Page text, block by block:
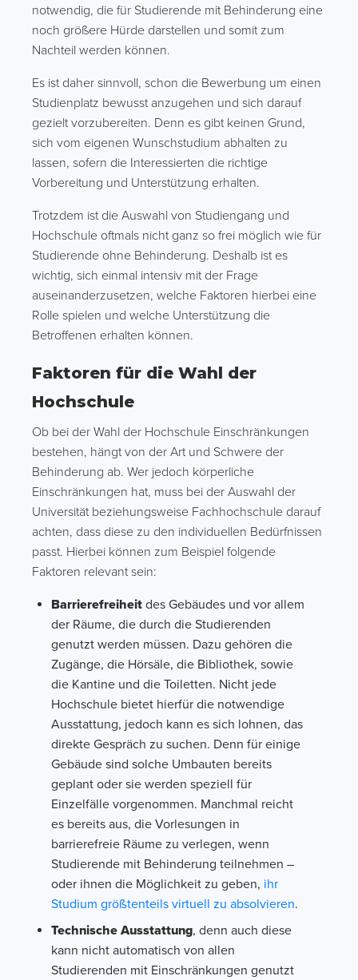
notwendig, die für Studierende mit Behinderung eine
noch größere Hürde darstellen und somit zum
Nachteil werden können.
Es ist daher sinnvoll, schon die Bewerbung um einen
Studienplatz bewusst anzugehen und sich darauf
gezielt vorzubereiten. Denn es gibt keinen Grund,
sich vom eigenen Wunschstudium abhalten zu
lassen, sofern die Interessierten die richtige
Vorbereitung und Unterstützung erhalten.
Trotzdem ist die Auswahl von Studiengang und
Hochschule oftmals nicht ganz so frei möglich wie für
Studierende ohne Behinderung. Deshalb ist es
wichtig, sich einmal intensiv mit der Frage
auseinanderzusetzen, welche Faktoren hierbei eine
Rolle spielen und welche Unterstützung die
Betroffenen erhalten können.
Faktoren für die Wahl der
Hochschule
Ob bei der Wahl der Hochschule Einschränkungen
bestehen, hängt von der Art und Schwere der
Behinderung ab. Wer jedoch körperliche
Einschränkungen hat, muss bei der Auswahl der
Universität beziehungsweise Fachhochschule darauf
achten, dass diese zu den individuellen Bedürfnissen
passt. Hierbei können zum Beispiel folgende
Faktoren relevant sein:
Barrierefreiheit des Gebäudes und vor allem
der Räume, die durch die Studierenden
genutzt werden müssen. Dazu gehören die
Zugänge, die Hörsäle, die Bibliothek, sowie
die Kantine und die Toiletten. Nicht jede
Hochschule bietet hierfür die notwendige
Ausstattung, jedoch kann es sich lohnen, das
direkte Gespräch zu suchen. Denn für einige
Gebäude sind solche Umbauten bereits
geplant oder sie werden speziell für
Einzelfälle vorgenommen. Manchmal reicht
es bereits aus, die Vorlesungen in
barrierefreie Räume zu verlegen, wenn
Studierende mit Behinderung teilnehmen –
oder ihnen die Möglichkeit zu geben, ihr
Studium größtenteils virtuell zu absolvieren.
Technische Ausstattung, denn auch diese
kann nicht automatisch von allen
Studierenden mit Einschränkungen genutzt